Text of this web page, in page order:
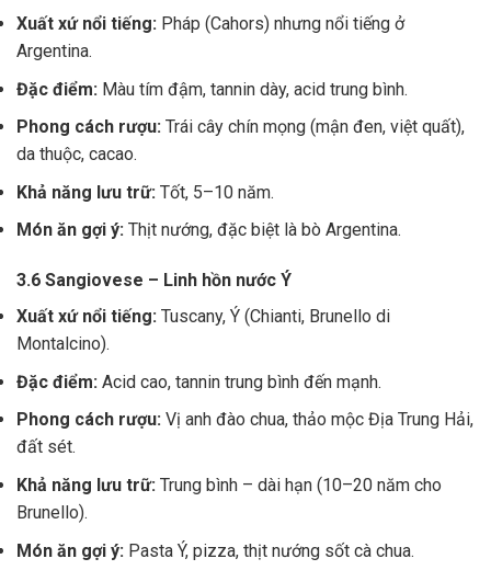
Xuất xứ nổi tiếng: Pháp (Cahors) nhưng nổi tiếng ở
Argentina.
Đặc điểm: Màu tím đậm, tannin dày, acid trung bình.
Phong cách rượu: Trái cây chín mọng (mận đen, việt quất),
da thuộc, cacao.
Khả năng lưu trữ: Tốt, 5–10 năm.
Món ăn gợi ý: Thịt nướng, đặc biệt là bò Argentina.
3.6 Sangiovese – Linh hồn nước Ý
Xuất xứ nổi tiếng: Tuscany, Ý (Chianti, Brunello di
Montalcino).
Đặc điểm: Acid cao, tannin trung bình đến mạnh.
Phong cách rượu: Vị anh đào chua, thảo mộc Địa Trung Hải,
đất sét.
Khả năng lưu trữ: Trung bình – dài hạn (10–20 năm cho
Brunello).
Món ăn gợi ý: Pasta Ý, pizza, thịt nướng sốt cà chua.